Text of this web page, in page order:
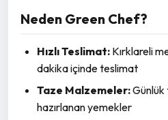
Neden Green Chef?
Hızlı Teslimat: Kırklareli
dakika içinde teslimat
Taze Malzemeler:
hazırlanan yemekler